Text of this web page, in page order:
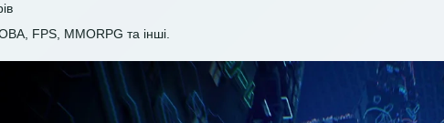
FPS, MMORPG та інші.